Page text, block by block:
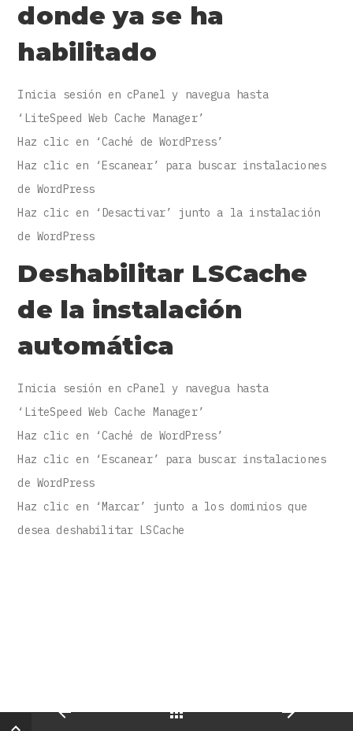
donde ya se ha
habilitado
Inicia sesión en cPanel y navegua hasta
‘LiteSpeed Web Cache Manager’
Haz clic en ‘Caché de WordPress’
Haz clic en ‘Escanear’ para buscar instalaciones
de WordPress
Haz clic en ‘Desactivar’ junto a la instalación
de WordPress
Deshabilitar LSCache
de la instalación
automática
Inicia sesión en cPanel y navegua hasta
‘LiteSpeed Web Cache Manager’
Haz clic en ‘Caché de WordPress’
Haz clic en ‘Escanear’ para buscar instalaciones
de WordPress
Haz clic en ‘Marcar’ junto a los dominios que
desea deshabilitar LSCache